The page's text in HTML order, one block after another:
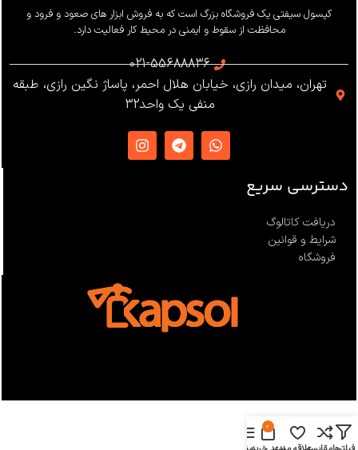
کپسول سیفتی یک فروشگاه بزرگ است که به فروش ابزار های صعود و فرود و
محافظت از سقوط و ایمنی در محیط کار فعالیت دارد.
021-55688836
تهران، میدان رازی، خیابان هلال احمر، پاساژ نگین رازی، طبقه
منفی یک واحد32
دسترسی سریع
دریافت کاتالوگ
شرایط و قوانین
فروشگاه
0